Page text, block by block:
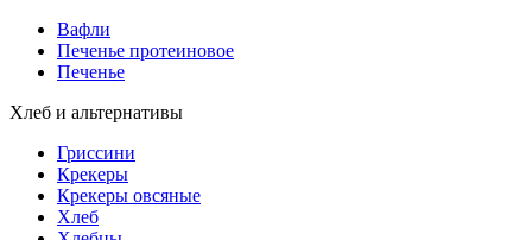
Вафли
Печенье протеиновое
Печенье
Хлеб и альтернативы
Гриссини
Крекеры
Крекеры овсяные
Хлеб